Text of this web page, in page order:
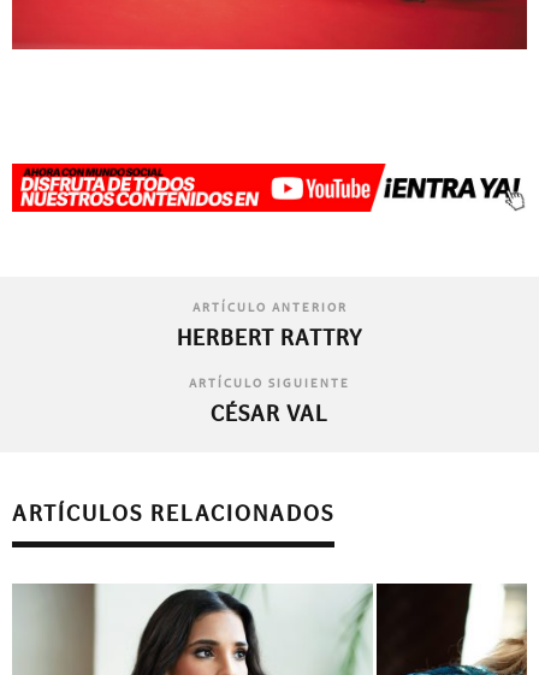
ARTÍCULO ANTERIOR
HERBERT RATTRY
ARTÍCULO SIGUIENTE
CÉSAR VAL
ARTÍCULOS RELACIONADOS